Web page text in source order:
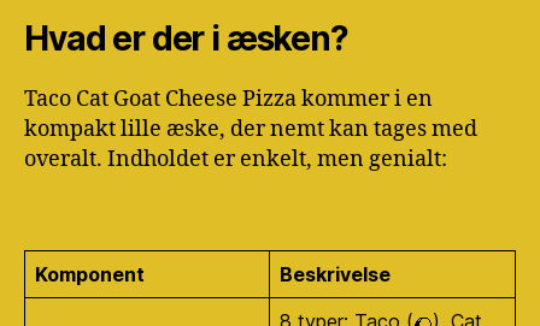
Hvad er der i æsken?
Taco Cat Goat Cheese Pizza kommer i en
kompakt lille æske, der nemt kan tages med
overalt. Indholdet er enkelt, men genialt:
Komponent Beskrivelse
8 typer: Taco (🌮), Cat